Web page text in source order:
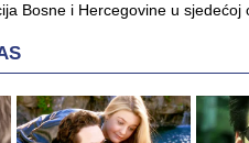
Bosne i Hercegovine u sjedećoj